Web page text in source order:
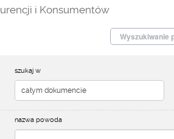
i Konsumentów
Wyszukiwanie
szukaj w
nazwa powoda